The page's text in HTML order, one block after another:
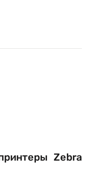
Zebra